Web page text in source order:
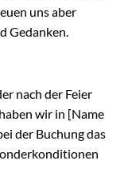
uns aber
Gedanken.
nach der Feier
wir in [Name
der Buchung das